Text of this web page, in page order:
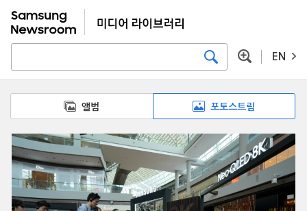
EN
앨범 포토스트림